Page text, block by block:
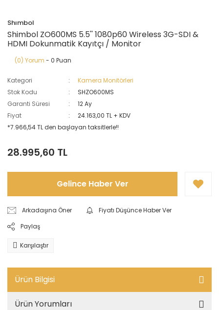
Shımbol
Shimbol ZO600MS 5.5'' 1080p60 Wireless 3G-SDI &
HDMI Dokunmatik Kayıtçı / Monitor
(0) Yorum - 0 Puan
Kategori
Kamera Monitörleri
Stok Kodu
SHZO600MS
Garanti Süresi
12 Ay
Fiyat
24.163,00 TL + KDV
*7.966,54 TL den başlayan taksitlerle!!
28.995,60 TL
Gelince Haber Ver
Arkadaşına Öner
Fiyatı Düşünce Haber Ver
Paylaş
Karşılaştır
Ürün Bilgisi
Ürün Yorumları